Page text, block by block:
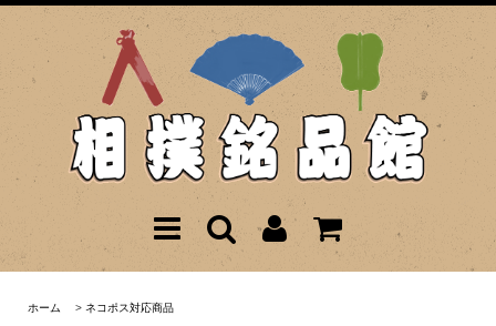
ホーム > ネコポス対応商品